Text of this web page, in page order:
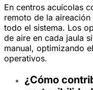
En centros acuícolas
remoto de la
todo el sistema. Los
de aire en cada jaula
manual, optimizando
operativos.
¿Cómo